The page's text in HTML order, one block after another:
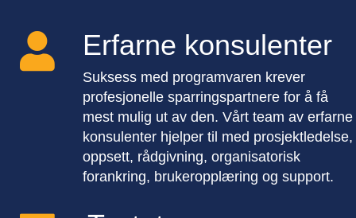
 Erfarne konsulenter
Suksess med programvaren krever
profesjonelle sparringspartnere for å få
mest mulig ut av den. Vårt team av erfarne
konsulenter hjelper til med prosjektledelse,
oppsett, rådgivning, organisatorisk
forankring, brukeropplæring og support.